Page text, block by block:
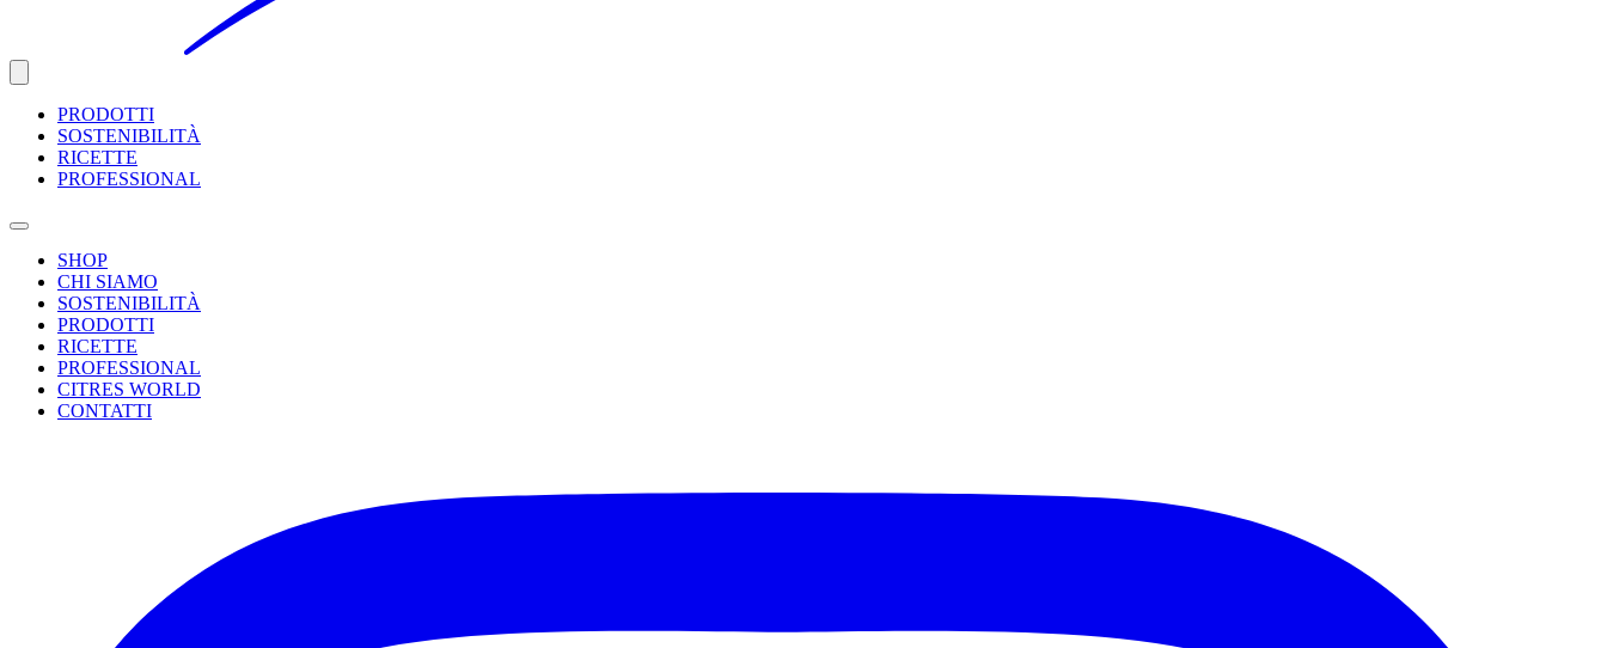
PRODOTTI
SOSTENIBILITÀ
RICETTE
PROFESSIONAL
SHOP
CHI SIAMO
SOSTENIBILITÀ
PRODOTTI
RICETTE
PROFESSIONAL
CITRES WORLD
CONTATTI